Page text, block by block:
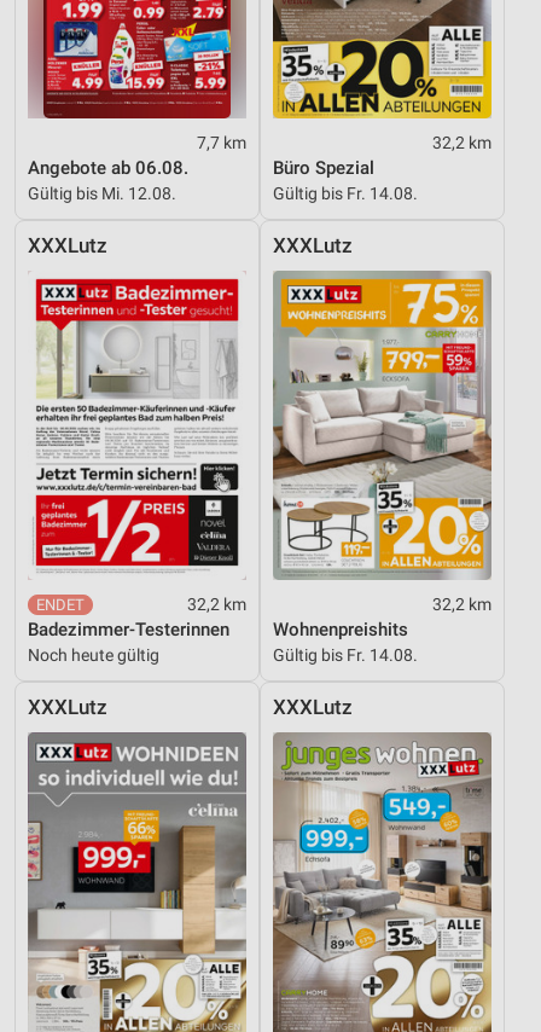
7,7 km
Angebote ab 06.08.
Gültig bis Mi. 12.08.
32,2 km
Büro Spezial
Gültig bis Fr. 14.08.
XXXLutz
32,2 km
Badezimmer-Testerinnen
Noch heute gültig
XXXLutz
32,2 km
Wohnenpreishits
Gültig bis Fr. 14.08.
XXXLutz XXXLutz